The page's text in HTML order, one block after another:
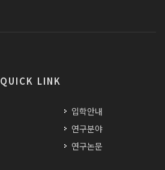
QUICK LINK
입학안내
연구분야
연구논문